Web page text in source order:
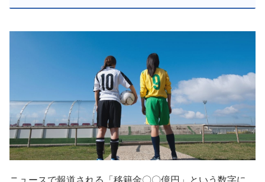
ニュースで報道される「移籍金〇〇億円」という数字に